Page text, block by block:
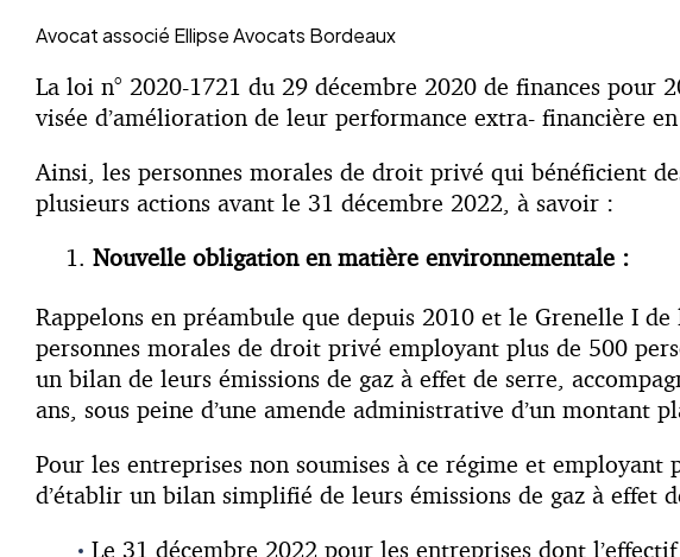
Avocat associé Ellipse Avocats Bordeaux
La loi n° 2020-1721 du 29 décembre 2020 de finances
visée d’amélioration de leur performance extra- financière
Ainsi, les personnes morales de droit privé qui bénéficient
plusieurs actions avant le 31 décembre 2022, à savoir :
Nouvelle obligation en matière environnementale :
Rappelons en préambule que depuis 2010 et le Grenelle I
personnes morales de droit privé employant plus de 500
un bilan de leurs émissions de gaz à effet de serre,
ans, sous peine d’une amende administrative d’un montant
Pour les entreprises non soumises à ce régime et
d’établir un bilan simplifié de leurs émissions de gaz à effet
Le 31 décembre 2022 pour les entreprises dont